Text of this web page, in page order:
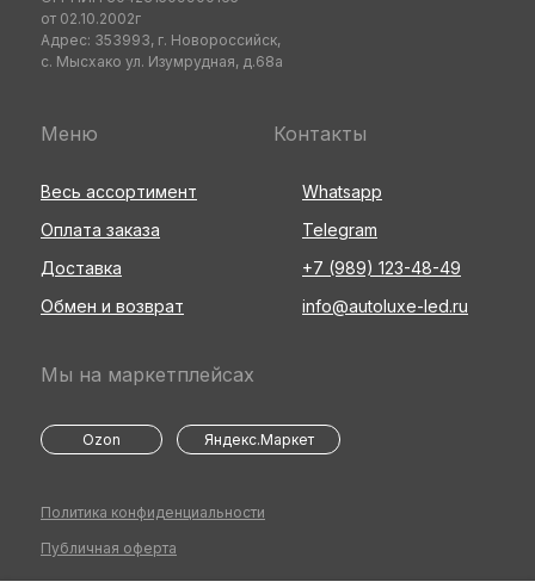
от 02.10.2002г
Адрес: 353993, г. Новороссийск,
с. Мысхако ул. Изумрудная, д.68а
Политика конфиденциальности
Публичная оферта
Обмен и возврат
Доставка
Оплата заказа
info@autoluxe-led.ru
Меню
Мы на маркетплейсах
Контакты
+7 (989) 123-48-49
Telegram
Весь ассортимент Whatsapp
Ozon Яндекс.Маркет